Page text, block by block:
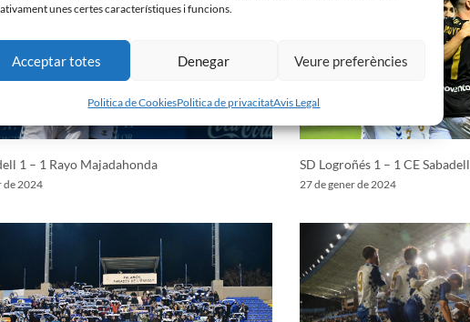
unes certes característiques i funcions.
Acceptar totes Denegar Veure preferències
Politica de CookiesPolitica de privacitatAvis Legal
1 – 1 Rayo Majadahonda
de 2024
SD Logroñés 1 – 1 CE Sabadell
27 de gener de 2024